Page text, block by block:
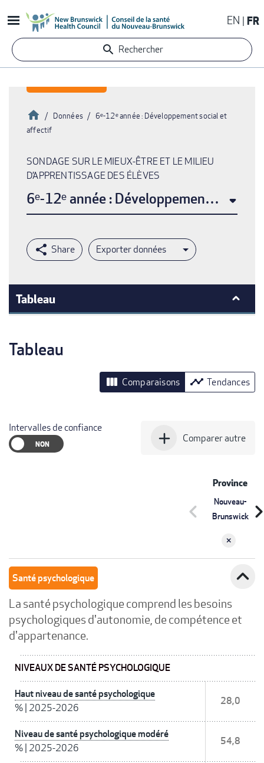
au
contenu
principal
EN FR
Rechercher
d'Ariane
Accueil
Données
6ᵉ-12ᵉ année : Développement social et
affectif
SONDAGE SUR LE MIEUX-ÊTRE ET LE MILIEU
D’APPRENTISSAGE DES ÉLÈVES
6ᵉ-12ᵉ année : Développement social
Exporter données
Tableau
Tableau
view_column Comparaisons timeline Tendances
Intervalles de confiance
add Comparer autre
Province
Nouveau-
Brunswick
chevron_left
Santé psychologique expand_less
La santé psychologique comprend les besoins
psychologiques d'autonomie, de compétence et
d'appartenance.
NIVEAUX DE SANTÉ PSYCHOLOGIQUE
Haut niveau de santé psychologique
% 2025-2026
28,0
Niveau de santé psychologique modéré
% 2025-2026
54,8